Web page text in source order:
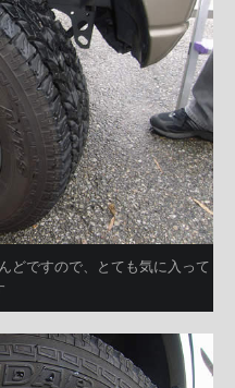
どですので、とても気に入って